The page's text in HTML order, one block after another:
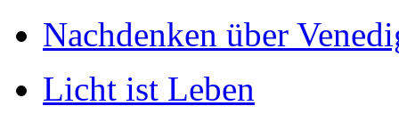
Nachdenken über
Licht ist Leben